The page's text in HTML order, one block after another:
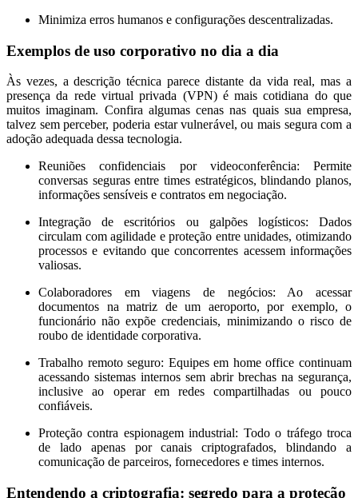
Minimiza erros humanos e configurações descentralizadas.
Exemplos de uso corporativo no dia a dia
Às vezes, a descrição técnica parece distante da vida real, mas a
presença da rede virtual privada (VPN) é mais cotidiana do que
muitos imaginam. Confira algumas cenas nas quais sua empresa,
talvez sem perceber, poderia estar vulnerável, ou mais segura com a
adoção adequada dessa tecnologia.
Reuniões confidenciais por videoconferência: Permite
conversas seguras entre times estratégicos, blindando planos,
informações sensíveis e contratos em negociação.
Integração de escritórios ou galpões logísticos: Dados
circulam com agilidade e proteção entre unidades, otimizando
processos e evitando que concorrentes acessem informações
valiosas.
Colaboradores em viagens de negócios: Ao acessar
documentos na matriz de um aeroporto, por exemplo, o
funcionário não expõe credenciais, minimizando o risco de
roubo de identidade corporativa.
Trabalho remoto seguro: Equipes em home office continuam
acessando sistemas internos sem abrir brechas na segurança,
inclusive ao operar em redes compartilhadas ou pouco
confiáveis.
Proteção contra espionagem industrial: Todo o tráfego troca
de lado apenas por canais criptografados, blindando a
comunicação de parceiros, fornecedores e times internos.
Entendendo a criptografia: segredo para a proteção